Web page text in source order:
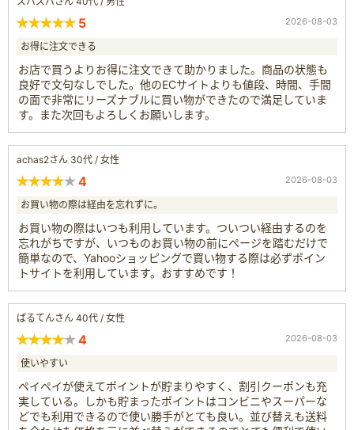
5 2026-08-03
お得に注文できる
お店で買うよりお得に注文できて助かりました。商品の状態も
良好で文句なしでした。他のECサイトよりも値段、時間、手間
の面で非常にリーズナブルに買い物ができたので満足していま
す。また次回もよろしくお願いします。
achas2さん 30代 / 女性
4 2026-08-03
お買い物の際は経由を忘れずに。
お買い物の際はいつも利用しています。ついつい経由するのを
忘れがちですが、いつものお買い物の前にページを踏むだけで
簡単なので、Yahooショッピングで買い物する際は必ずポイン
トサイトを利用しています。おすすめです！
ぱるてんさん 40代 / 女性
4 2026-08-03
使いやすい
ペイペイが使えてポイントが貯まりやすく、割引クーポンも充
実している。しかも貯まったポイントはコンビニやスーパーな
どでも利用できるので使い勝手がとても良い。並び替えも送料